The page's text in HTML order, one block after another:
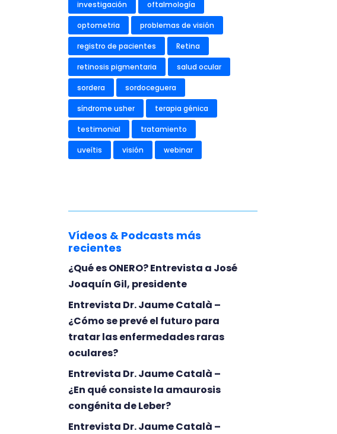
investigación oftalmología
optometria problemas de visión
registro de pacientes Retina
retinosis pigmentaria salud ocular
sordera sordoceguera
síndrome usher terapia génica
testimonial tratamiento
uveítis visión webinar
Vídeos & Podcasts más
recientes
¿Qué es ONERO? Entrevista a José
Joaquín Gil, presidente
Entrevista Dr. Jaume Català –
¿Cómo se prevé el futuro para
tratar las enfermedades raras
oculares?
Entrevista Dr. Jaume Català –
¿En qué consiste la amaurosis
congénita de Leber?
Entrevista Dr. Jaume Català –